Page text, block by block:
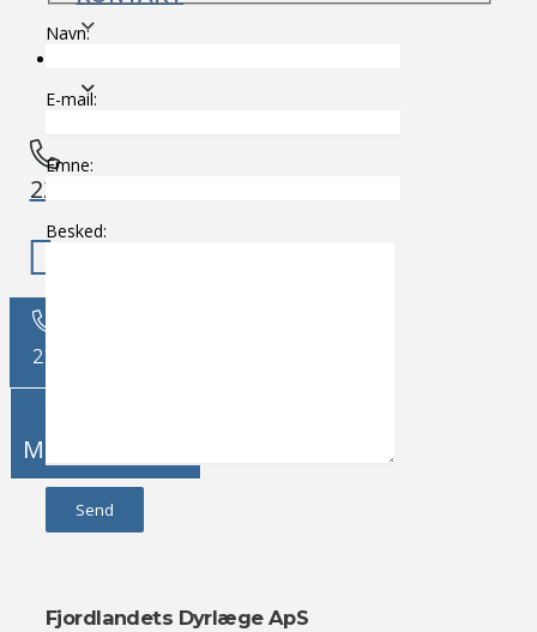
22912664
22912664
Menu
Navn:
E-mail:
Emne:
Besked:
Fjordlandets Dyrlæge ApS